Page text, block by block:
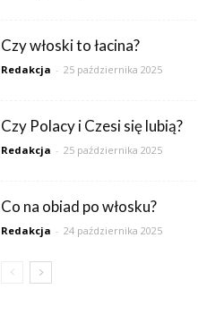
Czy włoski to łacina?
Redakcja - 25 października 2025
Czy Polacy i Czesi się lubią?
Redakcja - 25 października 2025
Co na obiad po włosku?
Redakcja - 24 października 2025